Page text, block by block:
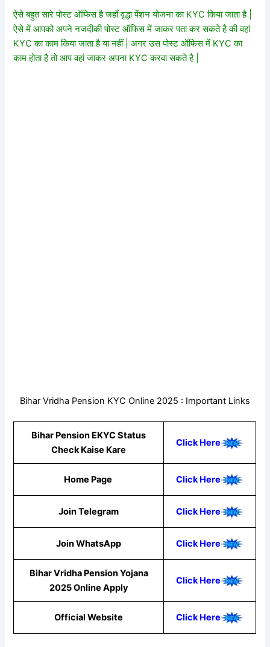
ऐसे बहुत सारे पोस्ट ऑफिस है जहाँ वृद्धा पेंशन योजना का KYC किया जाता है |
ऐसे में आपको अपने नजदीकी पोस्ट ऑफिस में जाकर पता कर सकते है की वहां
KYC का काम किया जाता है या नहीं | अगर उस पोस्ट ऑफिस में KYC का
काम होता है तो आप वहां जाकर अपना KYC करवा सकते है |
Bihar Vridha Pension KYC Online 2025 : Important Links
Bihar Pension EKYC Status
Check Kaise Kare
Click Here
Home Page Click Here
Join Telegram Click Here
Join WhatsApp Click Here
Bihar Vridha Pension Yojana
2025 Online Apply
Click Here
Official Website Click Here